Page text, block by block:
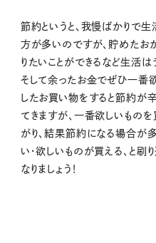
節約というと、我慢ばかりで生
方が多いのですが、貯めたお
りたいことができるなど生活は
そして余ったお金でぜひ一番
したお買い物をすると節約が
てきますが、一番欲しいもの
がり、結果節約になる場合が
い・欲しいものが買える、と刷
なりましょう！